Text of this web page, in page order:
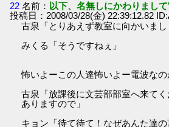
22 名前： 以下、名無しにかわりまして
投稿日：2008/03/28(金) 22:39:12.82
古泉「とりあえず教室に向かいまし
みくる「そうですねぇ」
怖いよーこの人達怖いよー電波な
古泉「放課後に文芸部部室へ来て
ありますので」
キョン「待て待て！なぜあんた達